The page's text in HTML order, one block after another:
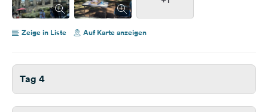
Zeige in Liste Auf Karte anzeigen
Tag 4